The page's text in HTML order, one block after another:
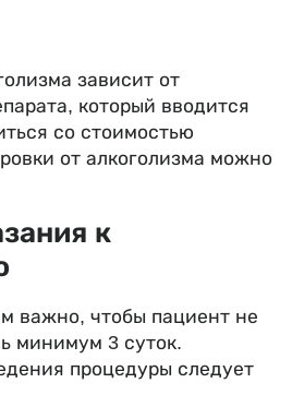
зависит от
который вводится
со стоимостью
от алкоголизма можно
к
важно, чтобы пациент не
минимум 3 суток.
процедуры следует